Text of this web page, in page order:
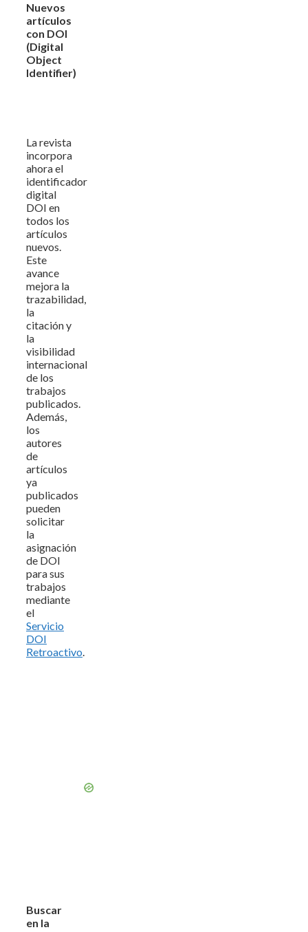
Nuevos
artículos
con DOI
(Digital
Object
Identifier)
La revista
incorpora
ahora el
identificador
digital
DOI en
todos los
artículos
nuevos.
Este
avance
mejora la
trazabilidad,
la
citación y
la
visibilidad
internacional
de los
trabajos
publicados.
Además,
los
autores
de
artículos
ya
publicados
pueden
solicitar
la
asignación
de DOI
para sus
trabajos
mediante
el
Servicio
DOI
Retroactivo.
Buscar
en la